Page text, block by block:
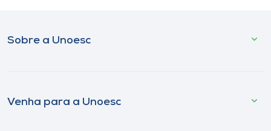
Sobre a Unoesc
Venha para a Unoesc